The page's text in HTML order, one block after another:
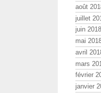
août
juillet
juin 2018
mai
avril
mars
février
janvier